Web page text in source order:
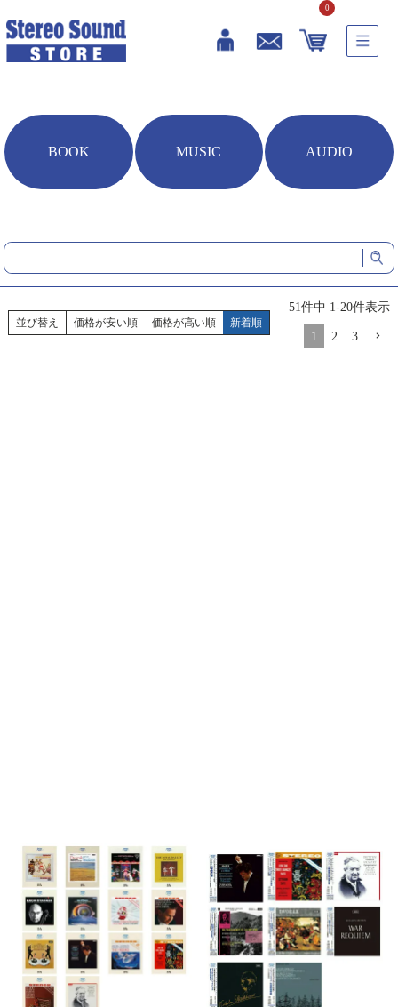
0
BOOK MUSIC AUDIO
HOME 音楽ソフト
ステレオサウンド オリジナル音楽ソフト
並び替え 価格が安い順 価格が高い順 新着順
51件中 1-20件表示
1 2 3